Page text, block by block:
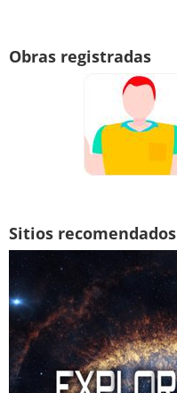
Obras registradas
Sitios recomendados